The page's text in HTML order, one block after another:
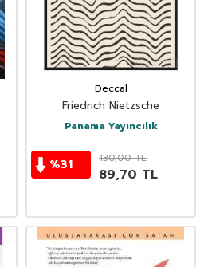
Deccal
Friedrich Nietzsche
Panama Yayıncılık
%31 130,00TL
89,70 TL